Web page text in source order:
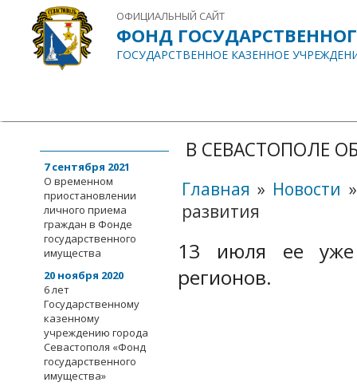
ОФИЦИАЛЬНЫЙ САЙТ
ФОНД
ГОСУДАРСТВЕННОЕ КАЗЕННОЕ
7 сентября 2021
О временном
приостановлении
личного приема
граждан в Фонде
государственного
имущества
20 ноября 2020
6 лет
Государственному
казенному
учреждению города
Севастополя «Фонд
государственного
имущества»
В СЕВАСТОПОЛЕ
Главная » Новости
развития
13 июля ее уже
регионов.